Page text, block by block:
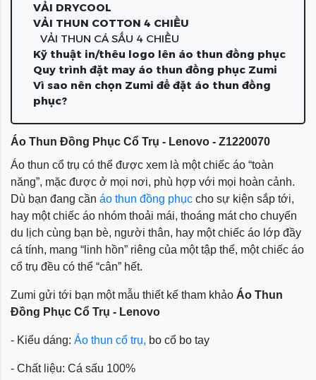
VẢI DRYCOOL
VẢI THUN COTTON 4 CHIỀU
VẢI THUN CÁ SẤU 4 CHIỀU
Kỹ thuật in/thêu logo lên áo thun đồng phục
Quy trình đặt may áo thun đồng phục Zumi
Vì sao nên chọn Zumi để đặt áo thun đồng
phục?
Áo Thun Đồng Phục Cổ Trụ - Lenovo - Z1220070
Áo thun cổ trụ có thể được xem là một chiếc áo “toàn
năng”, mặc được ở mọi nơi, phù hợp với mọi hoàn cảnh.
Dù bạn đang cần áo thun đồng phục cho sự kiện sắp tới,
hay một chiếc áo nhóm thoải mái, thoáng mát cho chuyến
du lịch cùng bạn bè, người thân, hay một chiếc áo lớp đầy
cá tính, mang “linh hồn” riêng của một tập thể, một chiếc áo
cổ trụ đều có thể “cân” hết.
Zumi gửi tới bạn một mẫu thiết kế tham khảo Áo Thun
Đồng Phục Cổ Trụ - Lenovo
- Kiểu dáng: Áo thun cổ trụ, bo cổ bo tay
- Chất liệu: Cá sấu 100%